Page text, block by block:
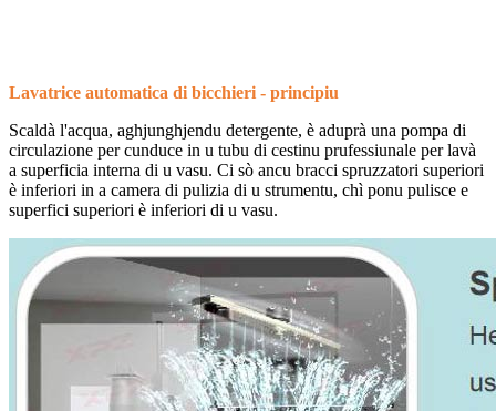
Lavatrice automatica di bicchieri - principiu
Scaldà l'acqua, aghjunghjendu detergente, è aduprà una pompa di
circulazione per cunduce in u tubu di cestinu prufessiunale per lavà
a superficia interna di u vasu. Ci sò ancu bracci spruzzatori superiori
è inferiori in a camera di pulizia di u strumentu, chì ponu pulisce e
superfici superiori è inferiori di u vasu.